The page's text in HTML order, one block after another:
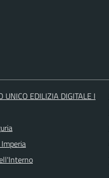
UNICO EDILIZIA DIGITALE I